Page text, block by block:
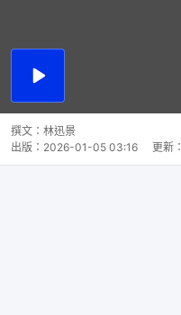
播
撰文： 林迅景
出版： 2026-01-05 03:16 更新：